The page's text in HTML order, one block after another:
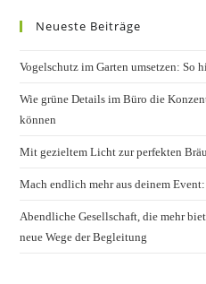
Neueste Beiträge
Vogelschutz im Garten umsetzen: So
Wie grüne Details im Büro die
können
Mit gezieltem Licht zur perfekten
Mach endlich mehr aus deinem
Abendliche Gesellschaft, die mehr
neue Wege der Begleitung